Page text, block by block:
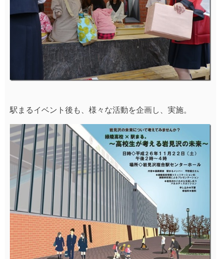
駅まるイベント後も、様々な活動を企画し、実施。